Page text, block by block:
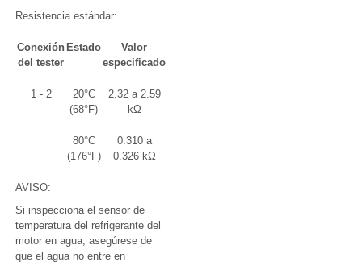
Resistencia estándar:
Conexión
del tester
Estado
Valor
especificado
1 - 2
20°C
(68°F)
2.32 a 2.59
kΩ
80°C
(176°F)
0.310 a
0.326 kΩ
AVISO:
Si inspecciona el sensor de
temperatura del refrigerante del
motor en agua, asegúrese de
que el agua no entre en